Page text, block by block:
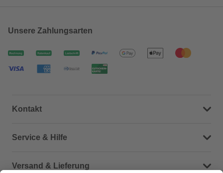
Unsere Zahlungsarten
Kontakt
Dein Kontakt zu uns
Service & Hilfe
Häufige Fragen (FAQ)
Versand & Lieferung